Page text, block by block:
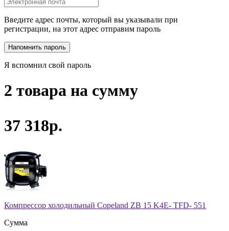
Введите адрес почты, который вы указывали при
регистрации, на этот адрес отправим пароль
Я вспомнил свой пароль
2 товара на сумму
37 318р.
Компрессор холодильный Copeland ZB 15 K4E- TFD- 551
Сумма